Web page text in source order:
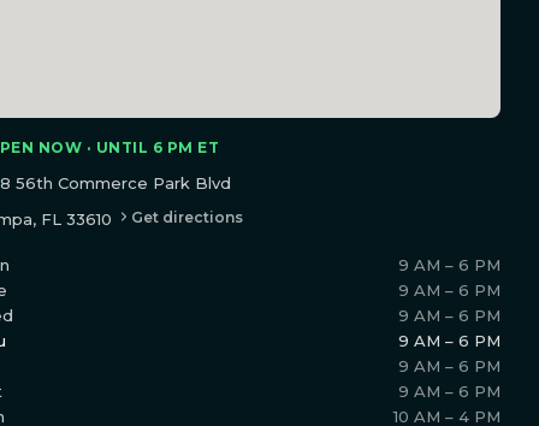
NOW · UNTIL 6 PM ET
56th Commerce Park Blvd
FL 33610
Get directions
9 AM – 6 PM
9 AM – 6 PM
9 AM – 6 PM
9 AM – 6 PM
9 AM – 6 PM
9 AM – 6 PM
10 AM – 4 PM